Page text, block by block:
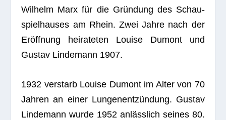
Wil­helm Marx für die Grün­dung des Schau­
spiel­hau­ses am Rhein. Zwei Jahre nach der
Eröff­nung hei­ra­te­ten Louise Dumont und
Gus­tav Lin­de­mann 1907.
1932 ver­starb Louise Dumont im Alter von 70
Jah­ren an einer Lun­gen­ent­zün­dung. Gus­tav
Lin­de­mann wurde 1952 anläss­lich sei­nes 80.